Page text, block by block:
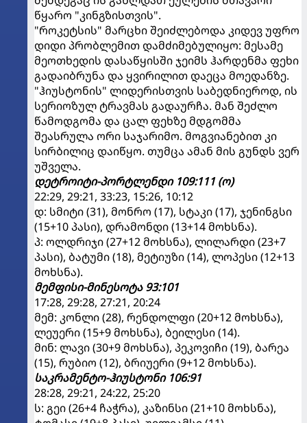
წყარო "კინგზისთვის".
"როკეტსის" მარცხი შეიძლებოდა კიდევ უფრო
დიდი პრობლემით დამძიმებულიყო: მესამე
მეოთხედის დასაწყისში ჯეიმს ჰარდენმა ფეხი
გადაიბრუნა და ყვირილით დაეცა მოედანზე.
"ჰიუსტონის" ლიდერისთვის საბედნიეროდ, ის
სერიოზულ ტრავმას გადაურჩა. მან შეძლო
წამოდგომა და ცალ ფეხზე მდგომმა
შეასრულა ორი საჯარიმო. მოგვიანებით კი
სირბილიც დაიწყო. თუმცა ამან მის გუნდს ვერ
უშველა.
დეტროიტი-პორტლენდი 109:111 (ო)
22:29, 29:21, 33:23, 15:26, 10:12
დ: სმიტი (31), მონრო (17), სტაკი (17), ჯენინგსი
(15+10 პასი), დრამონდი (13+14 მოხსნა).
პ: ოლდრიჯი (27+12 მოხსნა), ლილარდი (23+7
პასი), ბატუმი (18), მეტიუზი (14), ლოპესი (12+13
მოხსნა).
მემფისი-მინესოტა 93:101
17:28, 29:28, 27:21, 20:24
მემ: კონლი (28), რენდოლფი (20+12 მოხსნა),
ლეუერი (15+9 მოხსნა), ბეილესი (14).
მინ: ლავი (30+9 მოხსნა), პეკოვიჩი (19), ბარეა
(15), რუბიო (12), ბრიუერი (9+12 მოხსნა).
საკრამენტო-ჰიუსტონი 106:91
28:28, 29:21, 24:22, 25:20
ს: გეი (26+4 ჩაჭრა), კაზინსი (21+10 მოხსნა),